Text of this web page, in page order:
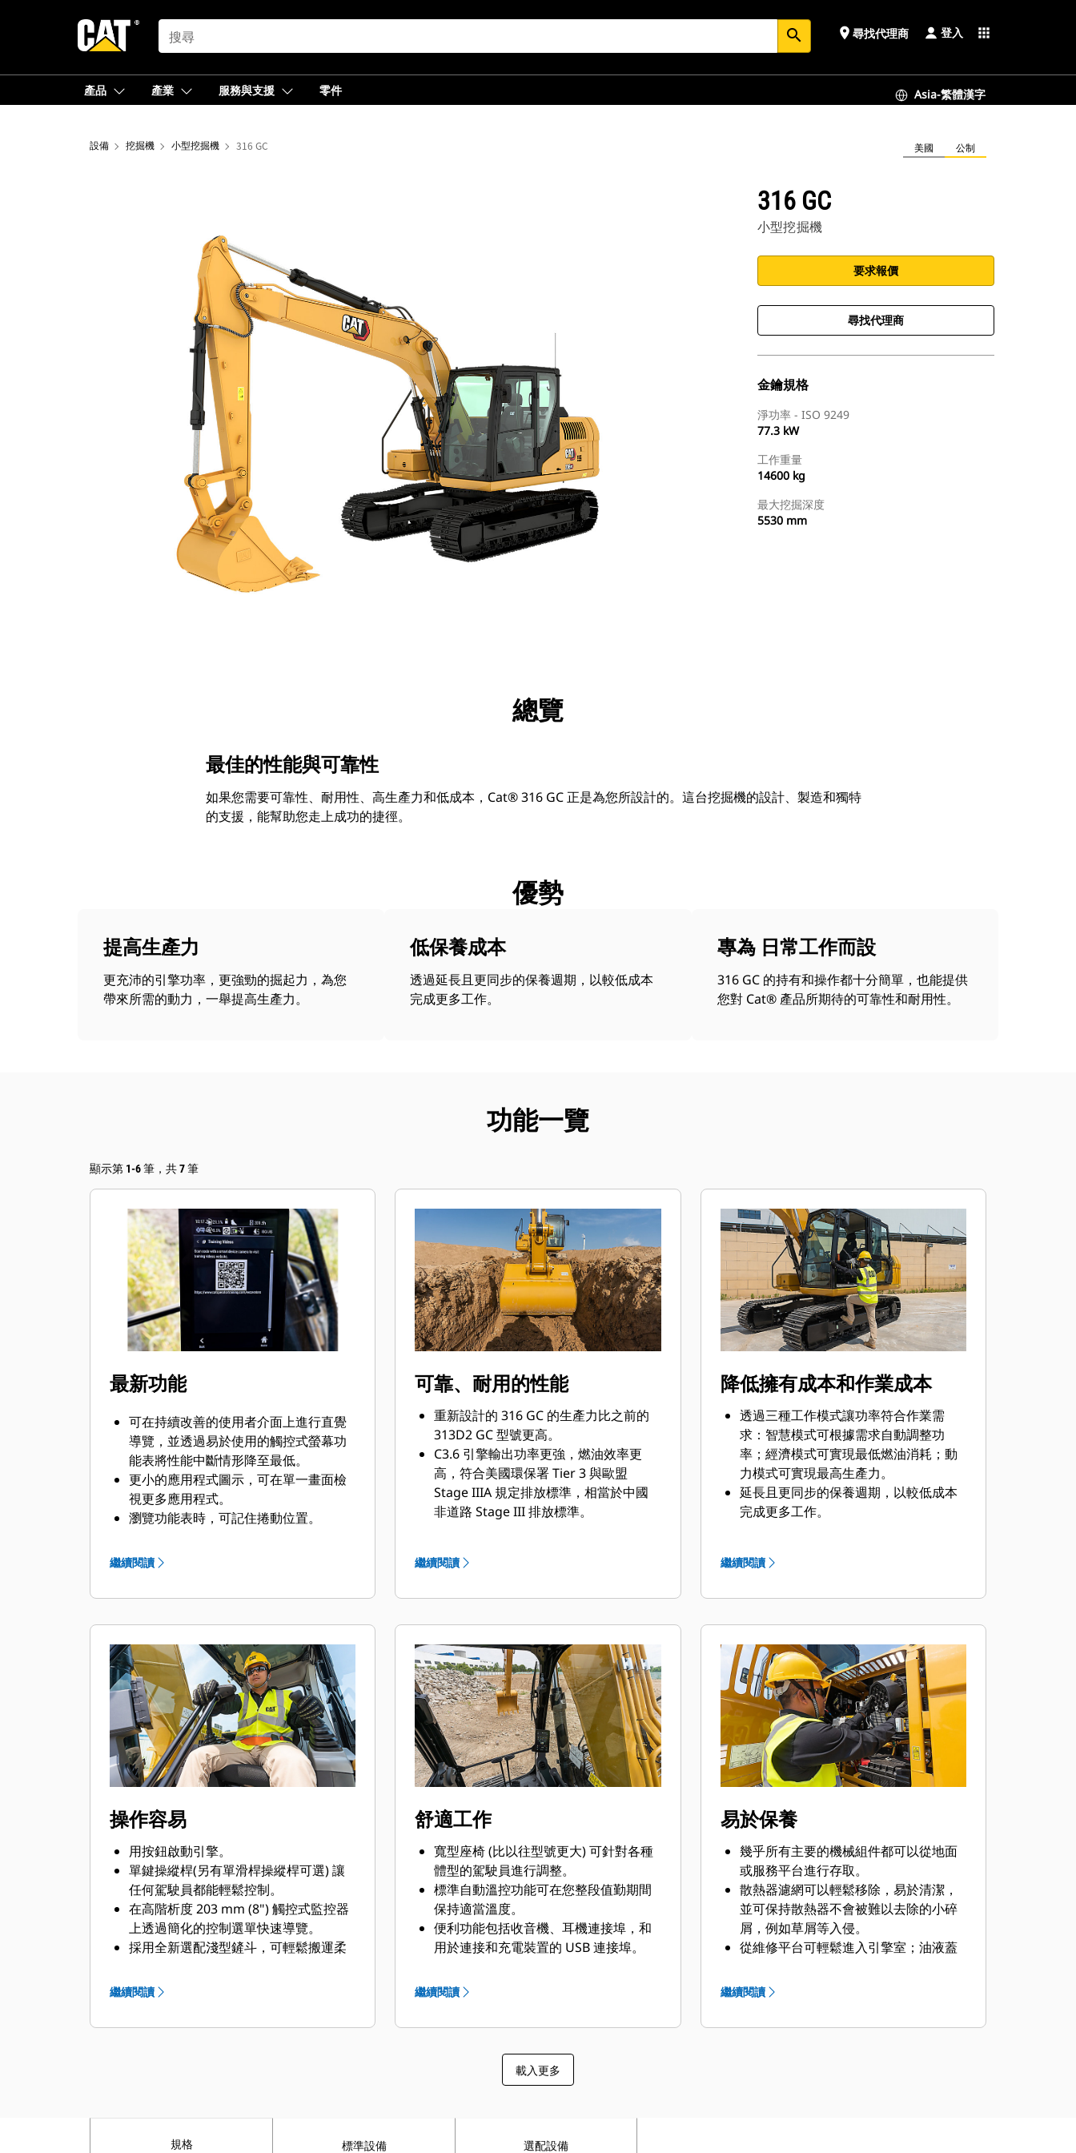
SEARCH search place 尋找代理商 登入 apps
產品 產業 服務與支援 零件 Asia-繁體漢字
設備 挖掘機 小型挖掘機 316 GC 美國 公制
316 GC
小型挖掘機
要求報價
尋找代理商
金鑰規格
淨功率 - ISO 9249
77.3 kW
工作重量
14600 kg
最大挖掘深度
5530 mm
導覽總覽
最佳的性能與可靠性
如果您需要可靠性、耐用性、高生產力和低成本，Cat® 316 GC 正是為您所設計的。這台挖掘機的設計、製造和獨特
的支援，能幫助您走上成功的捷徑。
優勢
提高生產力
更充沛的引擎功率，更強勁的掘起力，為您
帶來所需的動力，一舉提高生產力。
低保養成本
透過延長且更同步的保養週期，以較低成本
完成更多工作。
專為 日常工作而設
316 GC 的持有和操作都十分簡單，也能提供
您對 Cat® 產品所期待的可靠性和耐用性。
功能一覽
顯示第 1-6 筆，共 7 筆
最新功能
可在持續改善的使用者介面上進行直覺
導覽，並透過易於使用的觸控式螢幕功
能表將性能中斷情形降至最低。
更小的應用程式圖示，可在單一畫面檢
視更多應用程式。
瀏覽功能表時，可記住捲動位置。
攝影機視角的畫面。
式」全系列影片瞭解機器與技術功能。
繼續閱讀
可靠、耐用的性能
重新設計的 316 GC 的生產力比之前的
313D2 GC 型號更高。
C3.6 引擎輸出功率更強，燃油效率更
高，符合美國環保署 Tier 3 與歐盟
Stage IIIA 規定排放標準，相當於中國
非道路 Stage III 排放標準。
主液壓泵採用電子控制，能比以往型號
底盤系統和履帶設計更能滿足高生產力
需求，並提供優異的穩定性。
強化的上部機架，賦予 316 GC 更出色
的耐用性。
多種選配鏟斗和機具，讓您勝任更多工
作。
強化鏟斗連桿銷帶來更強勁的挖掘力。
強化斗桿加裝定製鋼條，確保 316 GC
穩定可靠，足以處理任何嚴苛的應用。
繼續閱讀
降低擁有成本和作業成本
透過三種工作模式讓功率符合作業需
求：智慧模式可根據需求自動調整功
率；經濟模式可實現最低燃油消耗；動
力模式可實現最高生產力。
延長且更同步的保養週期，以較低成本
完成更多工作。
器。
回轉驅動在液壓系統上運作，無需檢查
或重新加注不同的油液系統。
液壓油和引擎機油的加注量都減少了，
卻不犧牲性能或使用壽命。
當液壓需求較低時，自動引擎控制 (AEC)
系統會降低 RPM，有助於降低燃油成
本。
無論機隊大小或設備製造商，
VisionLink® 能為所有資產提供可據以
裝置查看設備資料，以實現最長作業時
程、位置、怠速時間和燃油使用率等資
訊。根據資訊做出決定，以降低成本、
簡化保養程序，並改善您工地的安全
性。
不論製造商，VisionLink 生產力可蒐集
並統整來自所有設備的機具遙測與工地
速時間、油耗、位置、淨載重、負載計
生產力與使用率。無論在工地中或工地
繼續閱讀
操作容易
用按鈕啟動引擎。
單鍵操縱桿(另有單滑桿操縱桿可選) 讓
任何駕駛員都能輕鬆控制。
在高階析度 203 mm (8") 觸控式監控器
上透過簡化的控制選單快速導覽。
採用全新選配淺型鏟斗，可輕鬆搬運柔
可在持續改善的使用者介面上進行直覺
能表將性能中斷情形降至最低。
繼續閱讀
舒適工作
寬型座椅 (比以往型號更大) 可針對各種
體型的駕駛員進行調整。
標準自動溫控功能可在您整段值勤期間
保持適當溫度。
便利功能包括收音機、耳機連接埠，和
用於連接和充電裝置的 USB 連接埠。
大型杯子和較寬的手機；座椅後面的置
物品。
繼續閱讀
易於保養
幾乎所有主要的機械組件都可以從地面
或服務平台進行存取。
散熱器濾網可以輕鬆移除，易於清潔，
並可保持散熱器不會被難以去除的小碎
屑，例如草屑等入侵。
從維修平台可輕鬆進入引擎室；油液蓋
保您永遠無須調整皮帶。
Caterpillar 服務網路則可幫助您將作業
繼續閱讀
載入更多
規格 標準設備 選配設備